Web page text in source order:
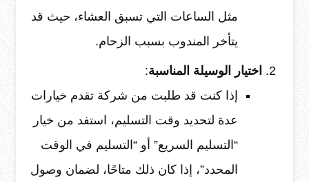
مثل الساعات التي تسبق العشاء، حيث قد
يتأخر المندوب بسبب الزحام.
اختيار الوسيلة المناسبة:
إذا كنت قد طلبت من شركة تقدم خيارات
عدة لتحديد وقت التسليم، استفد من خيار
“التسليم السريع” أو “التسليم في الوقت
المحدد”، إذا كان ذلك متاحًا، لضمان وصول